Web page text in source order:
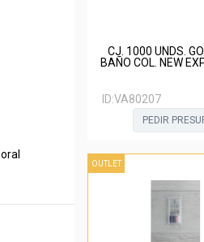
CJ. 1000 UNDS.
BAÑO COL. NEW
ID:VA80207
PEDIR
OUTLET